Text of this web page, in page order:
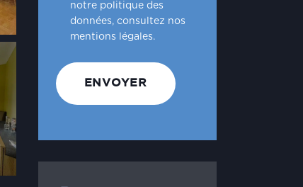
notre politique des
données, consultez nos
mentions légales.